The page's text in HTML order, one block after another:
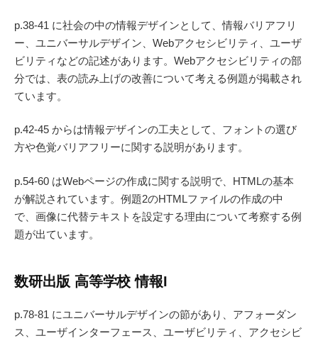
p.38-41 に社会の中の情報デザインとして、情報バリアフリ
ー、ユニバーサルデザイン、Webアクセシビリティ、ユーザ
ビリティなどの記述があります。Webアクセシビリティの部
分では、表の読み上げの改善について考える例題が掲載され
ています。
p.42-45 からは情報デザインの工夫として、フォントの選び
方や色覚バリアフリーに関する説明があります。
p.54-60 はWebページの作成に関する説明で、HTMLの基本
が解説されています。例題2のHTMLファイルの作成の中
で、画像に代替テキストを設定する理由について考察する例
題が出ています。
数研出版 高等学校 情報I
p.78-81 にユニバーサルデザインの節があり、アフォーダン
ス、ユーザインターフェース、ユーザビリティ、アクセシビ